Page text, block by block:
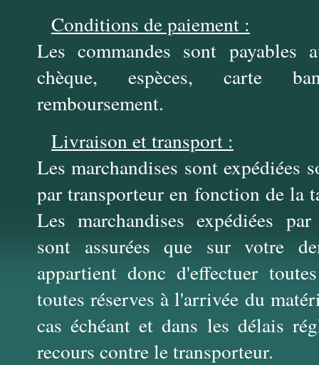
Conditions de paiement :
Les commandes sont payables
chèque, espèces, carte
remboursement.
Livraison et transport :
Les marchandises sont expédiées
par transporteur en fonction de la
Les marchandises expédiées
sont assurées que sur votre
appartient donc d'effectuer
toutes réserves à l'arrivée du
cas échéant et dans les délais
recours contre le transporteur.